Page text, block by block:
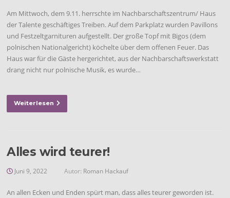
Am Mittwoch, dem 9.11. herrschte im Nachbarschaftszentrum/ Haus
der Talente geschäftiges Treiben. Auf dem Parkplatz wurden Pavillons
und Festzeltgarnituren aufgestellt. Der große Topf mit Bigos (dem
polnischen Nationalgericht) köchelte über dem offenen Feuer. Das
Haus war für die Gäste hergerichtet, aus der Nachbarschaftswerkstatt
drang nicht nur polnische Musik, es wurde…
Weiterlesen
Alles wird teurer!
Juni 9, 2022 Autor: Roman Hackauf
An allen Ecken und Enden spürt man, dass alles teurer geworden ist.